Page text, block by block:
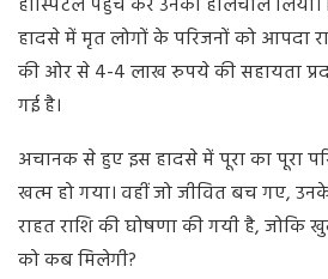
हादसे में मृत लोगों के परिजनों को आपदा
की ओर से 4-4 लाख रुपये की सहायता
गई है।
अचानक से हुए इस हादसे में पूरा का पूरा
खत्म हो गया। वहीं जो जीवित बच गए,
राहत राशि की घोषणा की गयी है, जोकि
को कब मिलेगी?